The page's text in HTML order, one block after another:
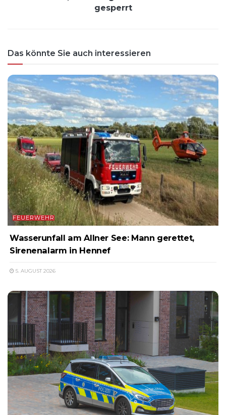
gesperrt
Das könnte Sie auch interessieren
FEUERWEHR
Wasserunfall am Allner See: Mann gerettet,
Sirenenalarm in Hennef
5. AUGUST 2026